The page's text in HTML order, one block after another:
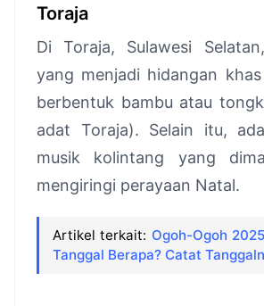
Toraja
Di Toraja, Sulawesi
yang menjadi hidangan
berbentuk bambu atau
adat Toraja). Selain itu,
musik kolintang yang
mengiringi perayaan Natal.
Artikel terkait: Ogoh-Ogoh
Tanggal Berapa? Catat